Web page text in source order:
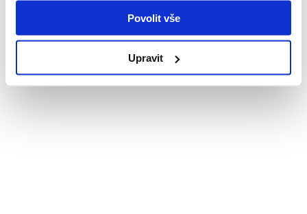
Povolit vše
Upravit